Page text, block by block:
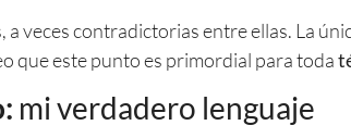
a veces contradictorias entre ellas. La
que este punto es primordial para toda
mi verdadero lenguaje